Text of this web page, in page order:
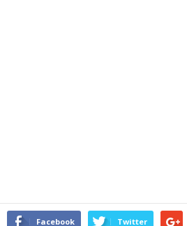
Facebook Twitter